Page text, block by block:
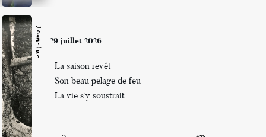
Jean-Luc 29 juillet 2026
La saison revêt
Son beau pelage de feu
La vie s’y soustrait